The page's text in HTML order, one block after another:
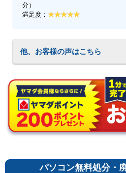
分）
満足度：
他、お客様の声はこちら
パソコン無料処分・